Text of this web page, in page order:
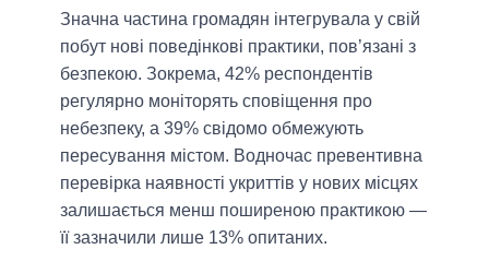
Значна частина громадян інтегрувала у свій
побут нові поведінкові практики, пов’язані з
безпекою. Зокрема, 42% респондентів
регулярно моніторять сповіщення про
небезпеку, а 39% свідомо обмежують
пересування містом. Водночас превентивна
перевірка наявності укриттів у нових місцях
залишається менш поширеною практикою —
її зазначили лише 13% опитаних.